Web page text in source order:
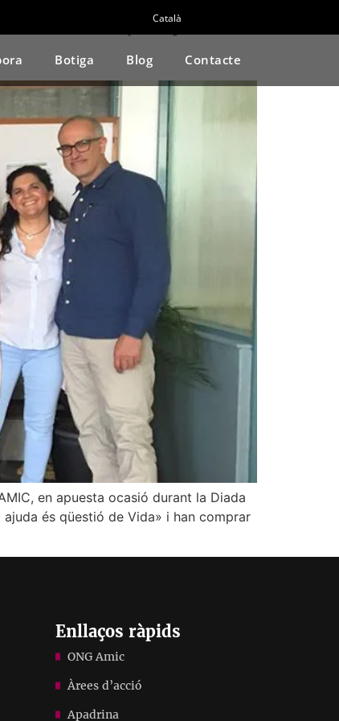
Català
Botiga Blog Contacte
la campanya de
en apuesta ocasió durant la Diada
és qüestió de Vida» i han comprar
Enllaços ràpids
ONG Amic
Àrees d’acció
Apadrina